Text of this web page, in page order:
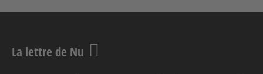
La lettre de Nu